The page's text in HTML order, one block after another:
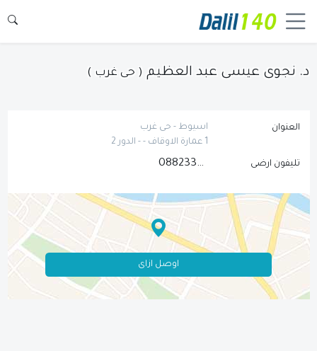
د. نجوى عيسى عبد العظيم ( حى غرب )
العنوان
اسيوط - حى غرب
1 عمارة الاوقاف - - الدور 2
تليفون ارضى 0882332216
اوصل ازاى